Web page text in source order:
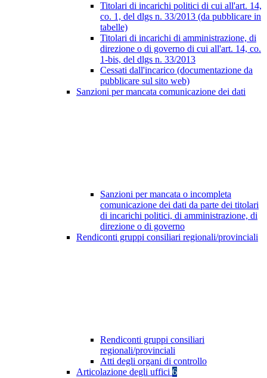
Titolari di incarichi politici di cui all'art. 14,
co. 1, del dlgs n. 33/2013 (da pubblicare in
tabelle)
Titolari di incarichi di amministrazione, di
direzione o di governo di cui all'art. 14, co.
1-bis, del dlgs n. 33/2013
Cessati dall'incarico (documentazione da
pubblicare sul sito web)
Sanzioni per mancata comunicazione dei dati
Sanzioni per mancata o incompleta
comunicazione dei dati da parte dei titolari
di incarichi politici, di amministrazione, di
direzione o di governo
Rendiconti gruppi consiliari regionali/provinciali
Rendiconti gruppi consiliari
regionali/provinciali
Atti degli organi di controllo
Articolazione degli uffici 6